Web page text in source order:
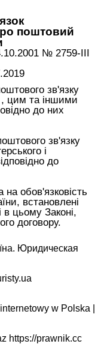
поштовий
№ 2759-III
зв'язку
, цим та іншими
до них
зв'язку
і
до
обов'язковість
встановлені
в цьому Законі,
договору.
Юридическая
w Polska |
https://prawnik.cc